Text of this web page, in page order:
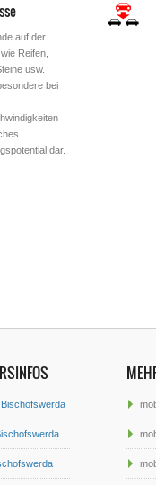
auf der
Reifen,
usw.
bei
dar.